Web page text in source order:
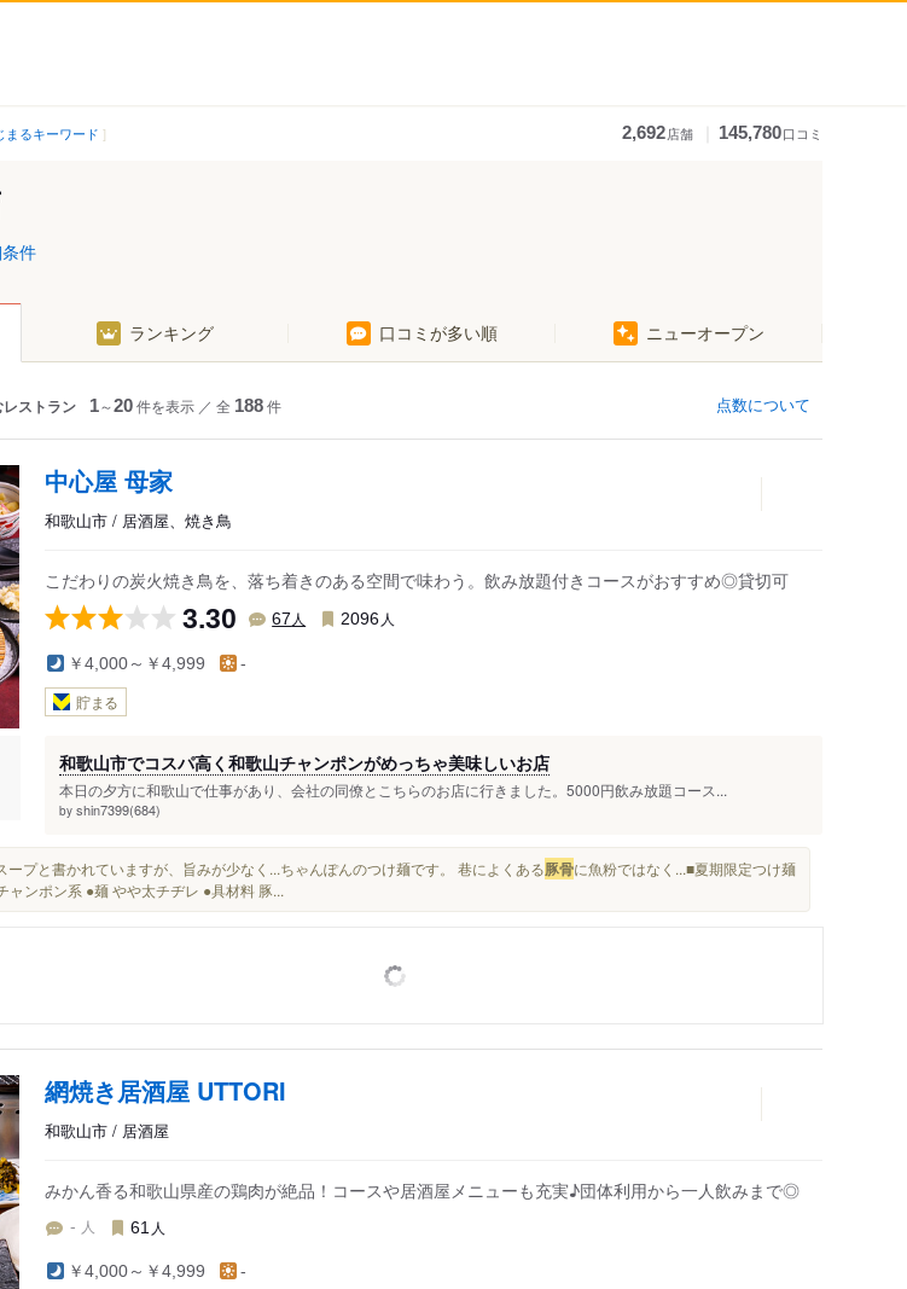
まるキーワード 2,692店舗 145,780口コミ
寺駅
市駅
大学前駅
駅
駅
駅
八幡前駅
二里ケ浜駅
磯ノ浦駅
日前宮駅
神前駅
岡崎前駅
件
ランキング 口コミが多い順 ニューオープン
レストラン 1～20件を表示 ／ 全 188件 点数について
中心屋 母家
和歌山市 / 居酒屋、焼き鳥
こだわりの炭火焼き鳥を、落ち着きのある空間で味わう。飲み放題付きコースがおすすめ◎貸切可
3.30 67 人 2096 人
￥4,000～￥4,999 -
貯まる
和歌山市でコスパ高く和歌山チャンポンがめっちゃ美味しいお店
本日の夕方に和歌山で仕事があり、会社の同僚とこちらのお店に行きました。5000円飲み放題コース...
by shin7399(684)
ープと書かれていますが、旨みが少なく...ちゃんぽんのつけ麺です。 巷によくある豚骨に魚粉ではなく...■夏期限定つけ麺
ャンポン系 ●麺 やや太チヂレ ●具材料 豚...
網焼き居酒屋 UTTORI
和歌山市 / 居酒屋
みかん香る和歌山県産の鶏肉が絶品！コースや居酒屋メニューも充実♪団体利用から一人飲みまで◎
- 人 61 人
￥4,000～￥4,999 -